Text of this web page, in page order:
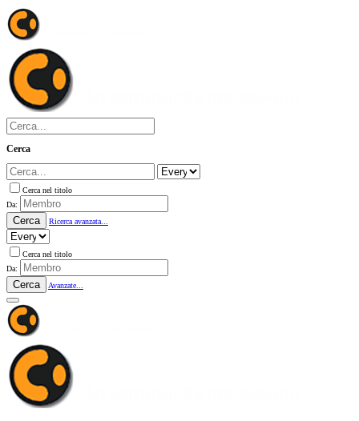
Cerca
Cerca nel titolo
Da:
Cerca Ricerca avanzata...
Cerca nel titolo
Da:
Cerca Avanzate...